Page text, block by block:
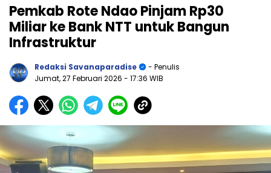
Pemkab Rote Ndao Pinjam Rp30
Miliar ke Bank NTT untuk Bangun
Infrastruktur
Redaksi Savanaparadise
- Penulis
Jumat, 27 Februari 2026 - 17:36 WIB